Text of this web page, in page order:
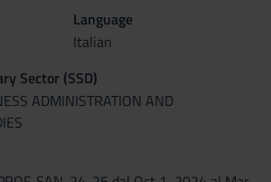
Language
Italian
Sector (SSD)
ADMINISTRATION AND